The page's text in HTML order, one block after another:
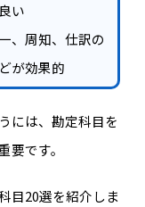
い
、周知、仕訳の
が効果的
には、勘定科目を
です。
目20選を紹介しま